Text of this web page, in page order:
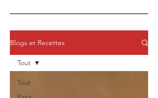
Blogs et Recettes
Tout
Tout